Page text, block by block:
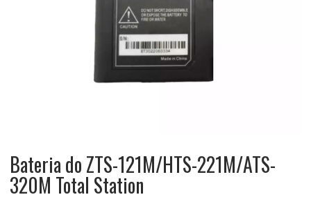
Bateria do ZTS-121M/HTS-221M/ATS-
320M Total Station